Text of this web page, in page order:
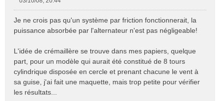
s
s
g
e
n
n
l
Je ne crois pas qu'un système par friction fonctionnerait, la
puissance absorbée par l'alternateur n'est pas négligeable!
L'idée de crémaillère se trouve dans mes papiers, quelque
part, pour un modèle qui aurait été constitué de 8 tours
cylindrique disposée en cercle et prenant chacune le vent à
sa guise, j'ai fait une maquette, mais trop petite pour vérifier
les résultats...